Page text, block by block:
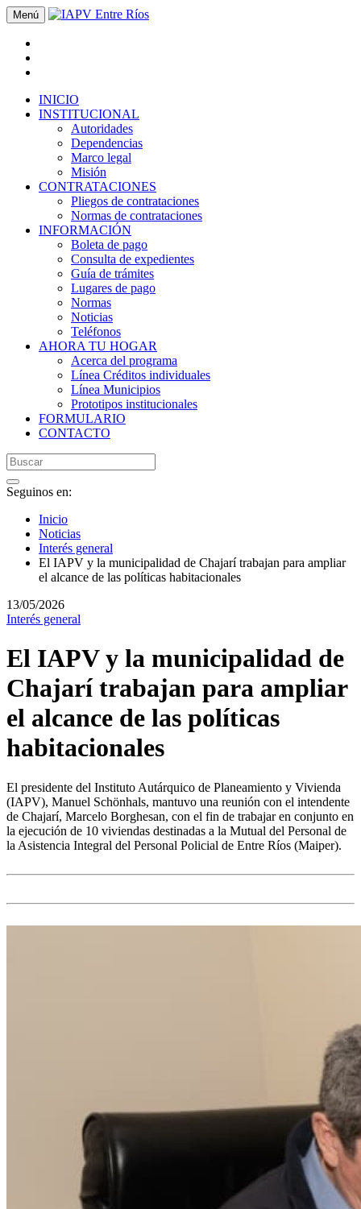
Menú
INICIO
INSTITUCIONAL
Autoridades
Dependencias
Marco legal
Misión
CONTRATACIONES
Pliegos de contrataciones
Normas de contrataciones
INFORMACIÓN
Boleta de pago
Consulta de expedientes
Guía de trámites
Lugares de pago
Normas
Noticias
Teléfonos
AHORA TU HOGAR
Acerca del programa
Línea Créditos individuales
Línea Municipios
Prototipos institucionales
FORMULARIO
CONTACTO
Seguinos en:
Inicio
Noticias
Interés general
El IAPV y la municipalidad de Chajarí trabajan para ampliar
el alcance de las políticas habitacionales
13/05/2026
Interés general
El IAPV y la municipalidad de
Chajarí trabajan para ampliar
el alcance de las políticas
habitacionales
El presidente del Instituto Autárquico de Planeamiento y Vivienda
(IAPV), Manuel Schönhals, mantuvo una reunión con el intendente
de Chajarí, Marcelo Borghesan, con el fin de trabajar en conjunto en
la ejecución de 10 viviendas destinadas a la Mutual del Personal de
la Asistencia Integral del Personal Policial de Entre Ríos (Maiper).